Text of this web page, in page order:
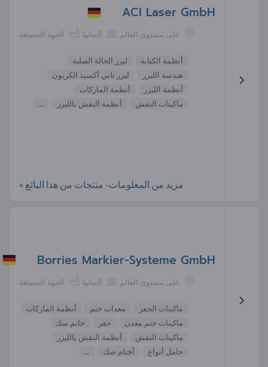
ACI Laser GmbH
الجهة المصنعة ألمانيا على مستوى العالم
أنظمة الكتابة
ليزر الحالة الصلبة
هندسة الليزر
ليزر ثاني أكسيد الكربون
أنظمة الليزر
أنظمة الماركات
ماكينات النقش
أنظمة النقش بالليزر ...
مزيد من المعلومات- منتجات من هذا البائع »
Borries Markier-Systeme GmbH
الجهة المصنعة ألمانيا على مستوى العالم
ماكينات الحفر معدات ختم
أنظمة الماركات
ماكينات ختم معدن
حفر
خاتم سك
ماكينات النقش
أنظمة النقش بالليزر
حامل أنواع
أختام صك ...